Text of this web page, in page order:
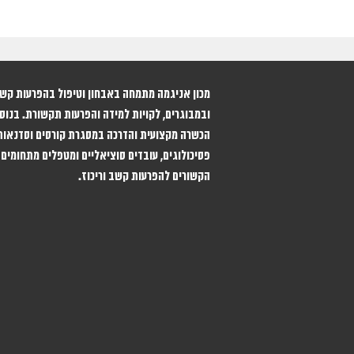
ובמבוגרים, לקויות למידה והפרעות תקשורת.
הכשרה מקצועית והדרכה במסגרת קורסים
פסיכולוגים, עובדים סוציאליים ומטפלים
הקשורים להפרעות קשב וריכוז.